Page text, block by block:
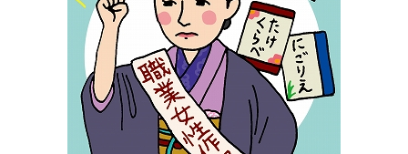
大学・短大以外の資料から請求
専門学校の資料請求 大学院の資料請求
留学・進学関連、塾・予備校
大学入学共通テスト「受験案
内」の請求